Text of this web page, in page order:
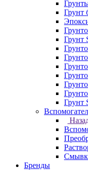
Грунт
Грунт
Грунт
Бренды